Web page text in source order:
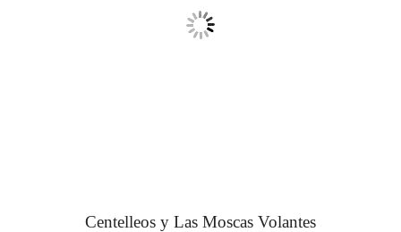
Centelleos y Las Moscas Volantes